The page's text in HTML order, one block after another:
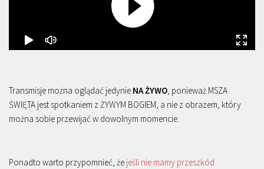
Transmisje można oglądać jedynie NA ŻYWO, ponieważ MSZA
ŚWIĘTA jest spotkaniem z ŻYWYM BOGIEM, a nie z obrazem, który
można sobie przewijać w dowolnym momencie.
Ponadto warto przypomnieć, że jeśli nie mamy przeszkód